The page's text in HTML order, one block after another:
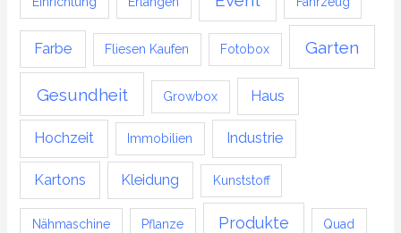
Farbe Fliesen Kaufen Fotobox Garten
Gesundheit Growbox Haus
Hochzeit Immobilien Industrie
Kartons Kleidung Kunststoff
Nähmaschine Pflanze Produkte Quad